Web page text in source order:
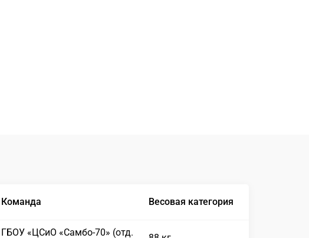
Команда Весовая категория
ГБОУ «ЦСиО «Самбо-70» (отд.